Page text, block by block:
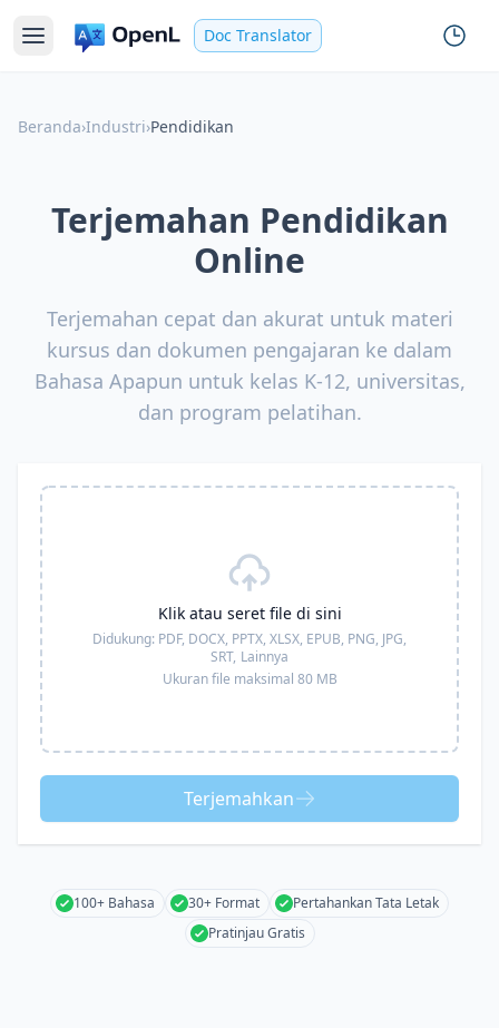
Doc Translator
Beranda›Industri›Pendidikan
Terjemahan Pendidikan
Online
Terjemahan cepat dan akurat untuk materi
kursus dan dokumen pengajaran ke dalam
Bahasa Apapun untuk kelas K-12, universitas,
dan program pelatihan.
Klik atau seret file di sini
Didukung: PDF, DOCX, PPTX, XLSX, EPUB, PNG, JPG,
SRT, Lainnya
Ukuran file maksimal 80 MB
Terjemahkan
100+ Bahasa 30+ Format
Pertahankan Tata Letak
Pratinjau Gratis